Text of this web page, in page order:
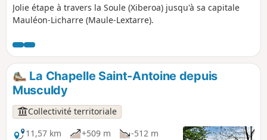
Jolie étape à travers la Soule (Xiberoa) jusqu'à sa capitale
Mauléon-Licharre (Maule-Lextarre).
La Chapelle Saint-Antoine depuis
Musculdy
Collectivité territoriale
11,57 km
+509 m
-512 m